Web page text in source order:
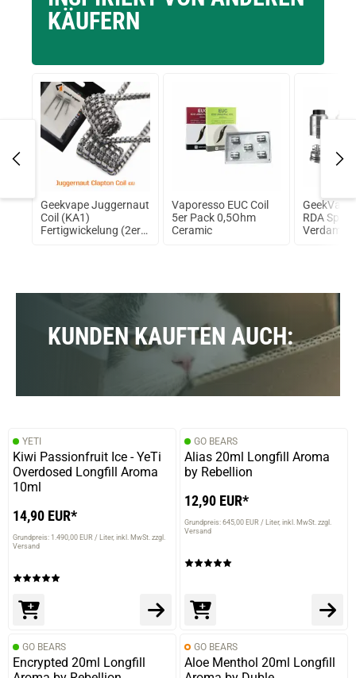
KÄUFERN
Geekvape Juggernaut
Coil (KA1)
Fertigwickelung (2er
Vaporesso EUC Coil
5er Pack 0,5Ohm
Ceramic
GeekVape
RDA
KUNDEN KAUFTEN AUCH:
YETI
Kiwi Passionfruit Ice - YeTi
Overdosed Longfill Aroma
10ml
14,90 EUR*
Grundpreis: 1.490,00 EUR / Liter inkl. MwSt. zzgl.
Versand
GO BEARS
Alias 20ml Longfill Aroma
by Rebellion
12,90 EUR*
Grundpreis: 645,00 EUR / Liter inkl. MwSt. zzgl.
Versand
GO BEARS
Encrypted 20ml Longfill
GO BEARS
Aloe Menthol 20ml Longfill